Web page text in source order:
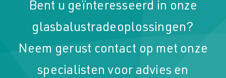
Bent u geïnteresseerd in onze
glasbalustradeoplossingen?
Neem gerust contact op met onze
specialisten voor advies en